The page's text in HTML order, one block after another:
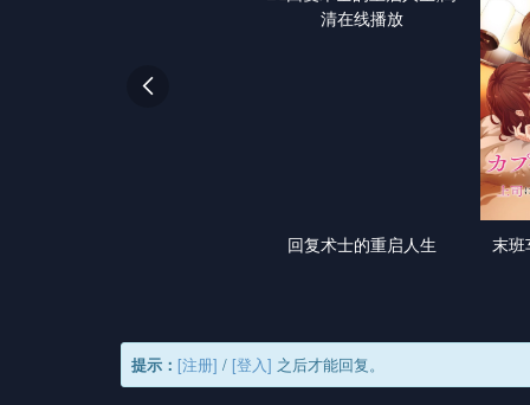
回复术士的重启人生 末班

提示： [注册] / [登入] 之后才能回复。